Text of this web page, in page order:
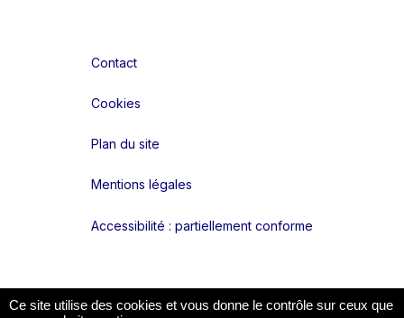
Liens réseaux
Contact
Cookies
Plan du site
Mentions légales
Accessibilité : partiellement conforme
Ce site utilise des cookies et vous donne le contrôle sur ceux que